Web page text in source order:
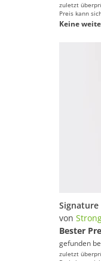
zuletzt
Preis kann
Keine
Signature
von
Bester
gefunden
zuletzt